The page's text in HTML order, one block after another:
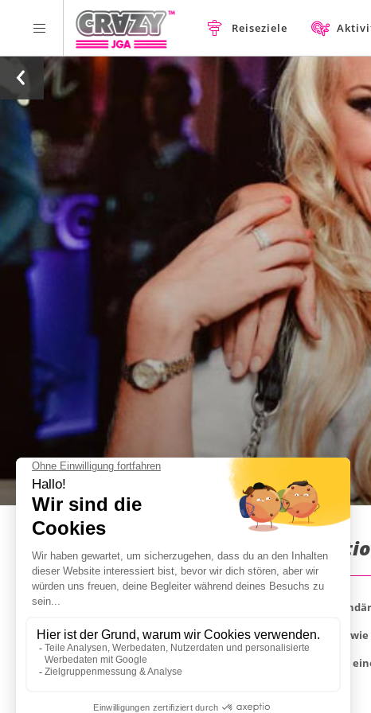
Reiseziele
JGA Party in Köln :
Feiert euren Junggesellenabschied mit einer
Euch erwartet die beste Chart- und Partymusik
Die Veranstaltung dauert 8 Stunden und findet in
Atmosphäre!